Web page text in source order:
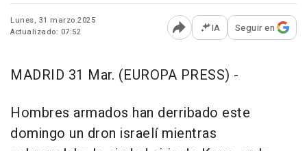
Lunes, 31 marzo 2025
Actualizado: 07:52
Abrir opciones para
IA Seguir en
MADRID 31 Mar. (EUROPA PRESS) -
Hombres armados han derribado este
domingo un dron israelí mientras